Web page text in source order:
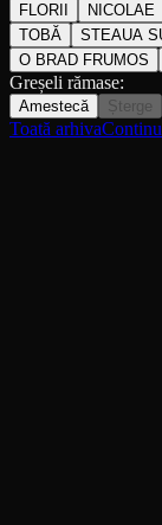
FLORII NICOLAE
TOBĂ
STEAUA
O BRAD FRUMOS
Greșeli rămase:
Amestecă Șterge
Toată arhiva